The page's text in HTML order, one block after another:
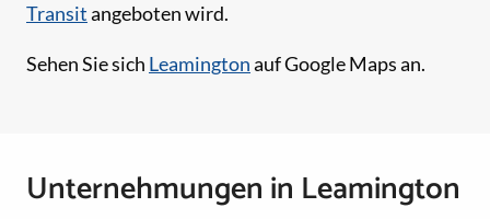
Transitangeboten wird.
Sehen Sie sich Leamingtonauf Google Maps an.
Unternehmungen in Leamington